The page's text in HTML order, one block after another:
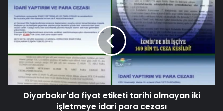
Diyarbakır'da fiyat etiketi tarihi olmayan iki
işletmeye idari para cezası